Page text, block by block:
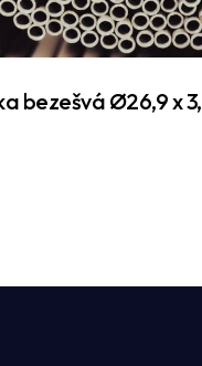
bezešvá Ø26,9 x